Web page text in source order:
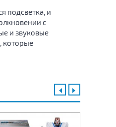
подсветка, и
с
и звуковые
которые